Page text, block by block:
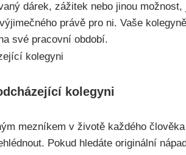
dárek, zážitek nebo jinou možnost,
právě pro ni. Vaše
své pracovní období.
kolegyni
mezníkem v životě každého
Pokud hledáte originální